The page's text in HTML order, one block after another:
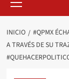
principal
INICIO
#QPMX
A TRAVÉS DE SU